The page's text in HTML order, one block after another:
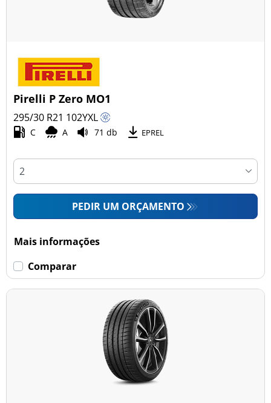
Pirelli P Zero MO1
295/30 R21 102YXL
C A 71 db EPREL
PEDIR UM ORÇAMENTO
Mais informações
Comparar